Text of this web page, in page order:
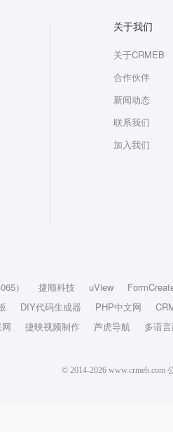
关于我们
关于CRMEB
合作伙伴
新闻动态
联系我们
加入我们
） 捷顺科技 uView
DIY代码生成器 PHP中文网
捷映视频制作 芦虎导航 多语
© 2014-2026